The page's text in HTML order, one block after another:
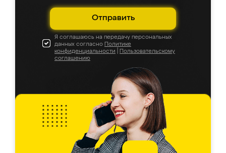
Отправить
Я соглашаюсь на передачу персональных
данных согласно Политике
конфиденциальности
Пользовательскому
соглашению